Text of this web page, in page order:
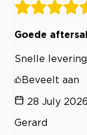
Goede
Snelle
Beveelt aan
28 July 2026
Gerard